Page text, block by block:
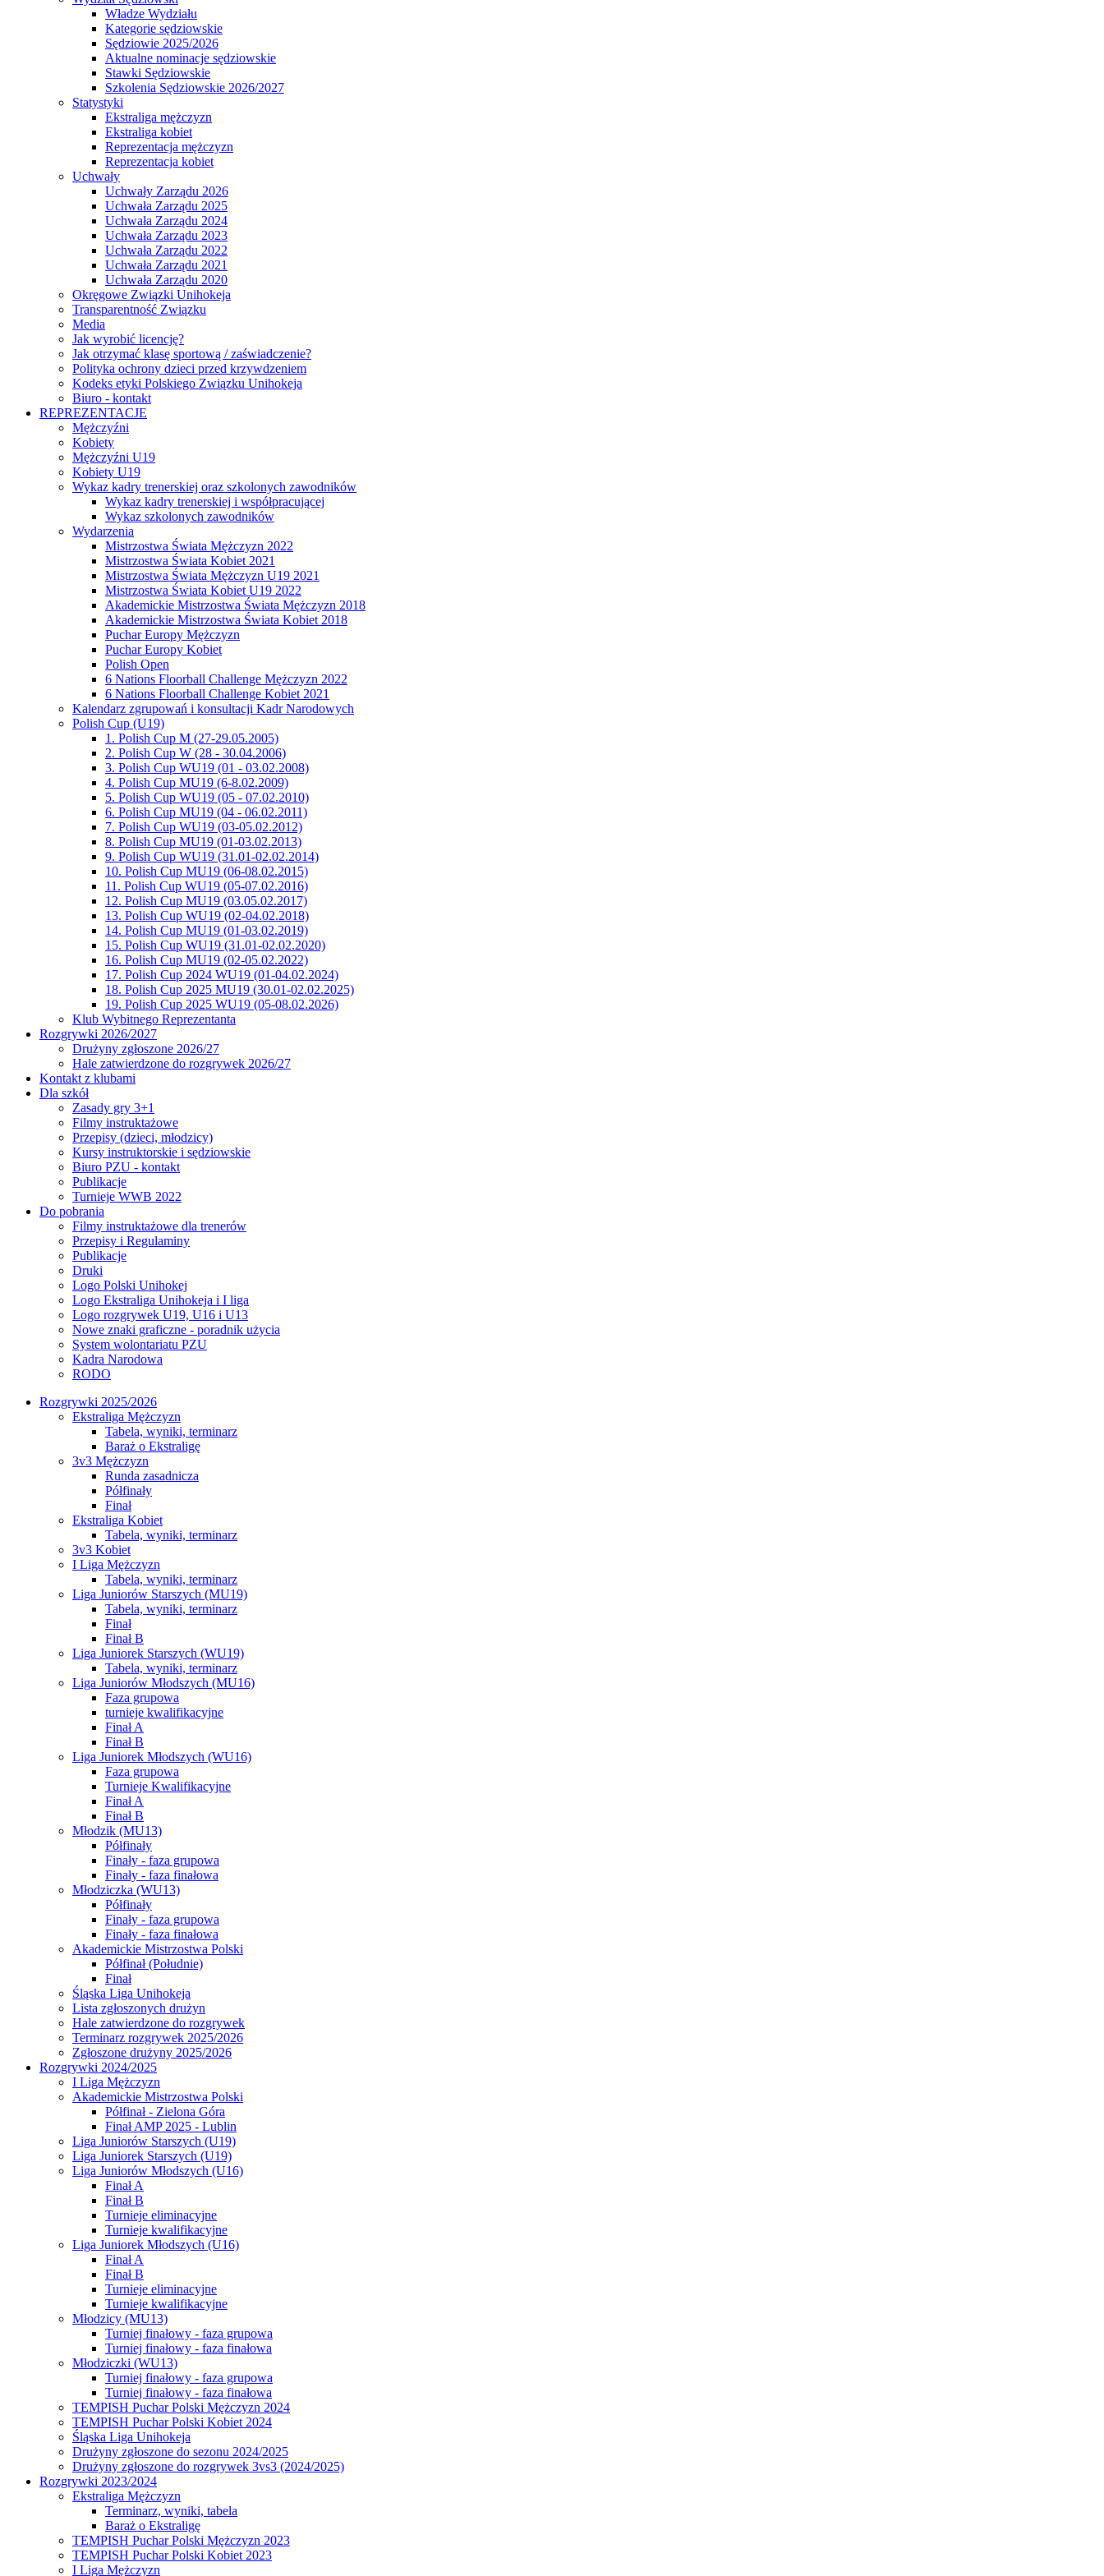
Władze Wydziału
Kategorie sędziowskie
Sędziowie 2025/2026
Aktualne nominacje sędziowskie
Stawki Sędziowskie
Szkolenia Sędziowskie 2026/2027
Statystyki
Ekstraliga mężczyzn
Ekstraliga kobiet
Reprezentacja mężczyzn
Reprezentacja kobiet
Uchwały
Uchwały Zarządu 2026
Uchwała Zarządu 2025
Uchwała Zarządu 2024
Uchwała Zarządu 2023
Uchwała Zarządu 2022
Uchwała Zarządu 2021
Uchwała Zarządu 2020
Okręgowe Związki Unihokeja
Transparentność Związku
Media
Jak wyrobić licencję?
Jak otrzymać klasę sportową / zaświadczenie?
Polityka ochrony dzieci przed krzywdzeniem
Kodeks etyki Polskiego Związku Unihokeja
Biuro - kontakt
REPREZENTACJE
Mężczyźni
Kobiety
Mężczyźni U19
Kobiety U19
Wykaz kadry trenerskiej oraz szkolonych zawodników
Wykaz kadry trenerskiej i współpracującej
Wykaz szkolonych zawodników
Wydarzenia
Mistrzostwa Świata Mężczyzn 2022
Mistrzostwa Świata Kobiet 2021
Mistrzostwa Świata Mężczyzn U19 2021
Mistrzostwa Świata Kobiet U19 2022
Akademickie Mistrzostwa Świata Mężczyzn 2018
Akademickie Mistrzostwa Świata Kobiet 2018
Puchar Europy Mężczyzn
Puchar Europy Kobiet
Polish Open
6 Nations Floorball Challenge Mężczyzn 2022
6 Nations Floorball Challenge Kobiet 2021
Kalendarz zgrupowań i konsultacji Kadr Narodowych
Polish Cup (U19)
1. Polish Cup M (27-29.05.2005)
2. Polish Cup W (28 - 30.04.2006)
3. Polish Cup WU19 (01 - 03.02.2008)
4. Polish Cup MU19 (6-8.02.2009)
5. Polish Cup WU19 (05 - 07.02.2010)
6. Polish Cup MU19 (04 - 06.02.2011)
7. Polish Cup WU19 (03-05.02.2012)
8. Polish Cup MU19 (01-03.02.2013)
9. Polish Cup WU19 (31.01-02.02.2014)
10. Polish Cup MU19 (06-08.02.2015)
11. Polish Cup WU19 (05-07.02.2016)
12. Polish Cup MU19 (03.05.02.2017)
13. Polish Cup WU19 (02-04.02.2018)
14. Polish Cup MU19 (01-03.02.2019)
15. Polish Cup WU19 (31.01-02.02.2020)
16. Polish Cup MU19 (02-05.02.2022)
17. Polish Cup 2024 WU19 (01-04.02.2024)
18. Polish Cup 2025 MU19 (30.01-02.02.2025)
19. Polish Cup 2025 WU19 (05-08.02.2026)
Klub Wybitnego Reprezentanta
Rozgrywki 2026/2027
Drużyny zgłoszone 2026/27
Hale zatwierdzone do rozgrywek 2026/27
Kontakt z klubami
Dla szkół
Zasady gry 3+1
Filmy instruktażowe
Przepisy (dzieci, młodzicy)
Kursy instruktorskie i sędziowskie
Biuro PZU - kontakt
Publikacje
Turnieje WWB 2022
Do pobrania
Filmy instruktażowe dla trenerów
Przepisy i Regulaminy
Publikacje
Druki
Logo Polski Unihokej
Logo Ekstraliga Unihokeja i I liga
Logo rozgrywek U19, U16 i U13
Nowe znaki graficzne - poradnik użycia
System wolontariatu PZU
Kadra Narodowa
RODO
Rozgrywki 2025/2026
Ekstraliga Mężczyzn
Tabela, wyniki, terminarz
Baraż o Ekstraligę
3v3 Mężczyzn
Runda zasadnicza
Półfinały
Finał
Ekstraliga Kobiet
Tabela, wyniki, terminarz
3v3 Kobiet
I Liga Mężczyzn
Tabela, wyniki, terminarz
Liga Juniorów Starszych (MU19)
Tabela, wyniki, terminarz
Finał
Finał B
Liga Juniorek Starszych (WU19)
Tabela, wyniki, terminarz
Liga Juniorów Młodszych (MU16)
Faza grupowa
turnieje kwalifikacyjne
Finał A
Finał B
Liga Juniorek Młodszych (WU16)
Faza grupowa
Turnieje Kwalifikacyjne
Finał A
Finał B
Młodzik (MU13)
Półfinały
Finały - faza grupowa
Finały - faza finałowa
Młodziczka (WU13)
Półfinały
Finały - faza grupowa
Finały - faza finałowa
Akademickie Mistrzostwa Polski
Półfinał (Południe)
Finał
Śląska Liga Unihokeja
Lista zgłoszonych drużyn
Hale zatwierdzone do rozgrywek
Terminarz rozgrywek 2025/2026
Zgłoszone drużyny 2025/2026
Rozgrywki 2024/2025
I Liga Mężczyzn
Akademickie Mistrzostwa Polski
Półfinał - Zielona Góra
Finał AMP 2025 - Lublin
Liga Juniorów Starszych (U19)
Liga Juniorek Starszych (U19)
Liga Juniorów Młodszych (U16)
Finał A
Finał B
Turnieje eliminacyjne
Turnieje kwalifikacyjne
Liga Juniorek Młodszych (U16)
Finał A
Finał B
Turnieje eliminacyjne
Turnieje kwalifikacyjne
Młodzicy (MU13)
Turniej finałowy - faza grupowa
Turniej finałowy - faza finałowa
Młodziczki (WU13)
Turniej finałowy - faza grupowa
Turniej finałowy - faza finałowa
TEMPISH Puchar Polski Mężczyzn 2024
TEMPISH Puchar Polski Kobiet 2024
Śląska Liga Unihokeja
Drużyny zgłoszone do sezonu 2024/2025
Drużyny zgłoszone do rozgrywek 3vs3 (2024/2025)
Rozgrywki 2023/2024
Ekstraliga Mężczyzn
Terminarz, wyniki, tabela
Baraż o Ekstraligę
TEMPISH Puchar Polski Mężczyzn 2023
TEMPISH Puchar Polski Kobiet 2023
I Liga Mężczyzn